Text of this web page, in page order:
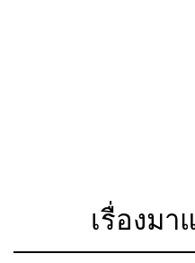
เรื่องมา